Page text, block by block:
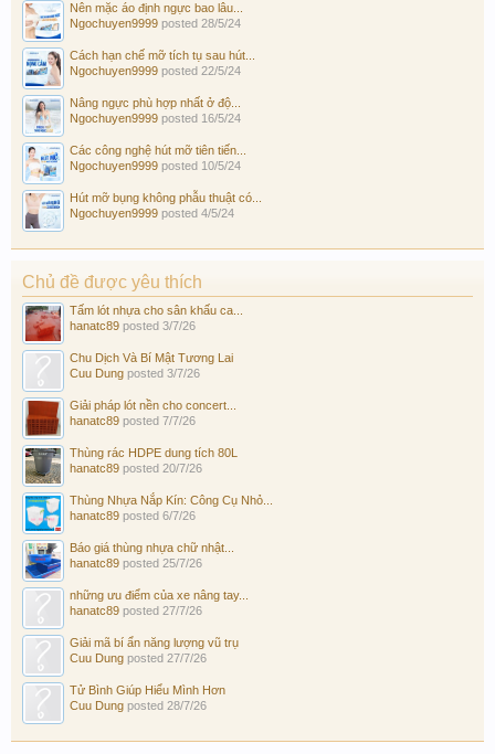
Nên mặc áo định ngực bao lâu...
Ngochuyen9999 posted 28/5/24
Cách hạn chế mỡ tích tụ sau hút...
Ngochuyen9999 posted 22/5/24
Nâng ngực phù hợp nhất ở độ...
Ngochuyen9999 posted 16/5/24
Các công nghệ hút mỡ tiên tiến...
Ngochuyen9999 posted 10/5/24
Hút mỡ bụng không phẫu thuật có...
Ngochuyen9999 posted 4/5/24
Chủ đề được yêu thích
Tấm lót nhựa cho sân khấu ca...
hanatc89 posted 3/7/26
Chu Dịch Và Bí Mật Tương Lai
Cuu Dung posted 3/7/26
Giải pháp lót nền cho concert...
hanatc89 posted 7/7/26
Thùng rác HDPE dung tích 80L
hanatc89 posted 20/7/26
Thùng Nhựa Nắp Kín: Công Cụ Nhỏ...
hanatc89 posted 6/7/26
Báo giá thùng nhựa chữ nhật...
hanatc89 posted 25/7/26
những ưu điểm của xe nâng tay...
hanatc89 posted 27/7/26
Giải mã bí ẩn năng lượng vũ trụ
Cuu Dung posted 27/7/26
Tử Bình Giúp Hiểu Mình Hơn
Cuu Dung posted 28/7/26